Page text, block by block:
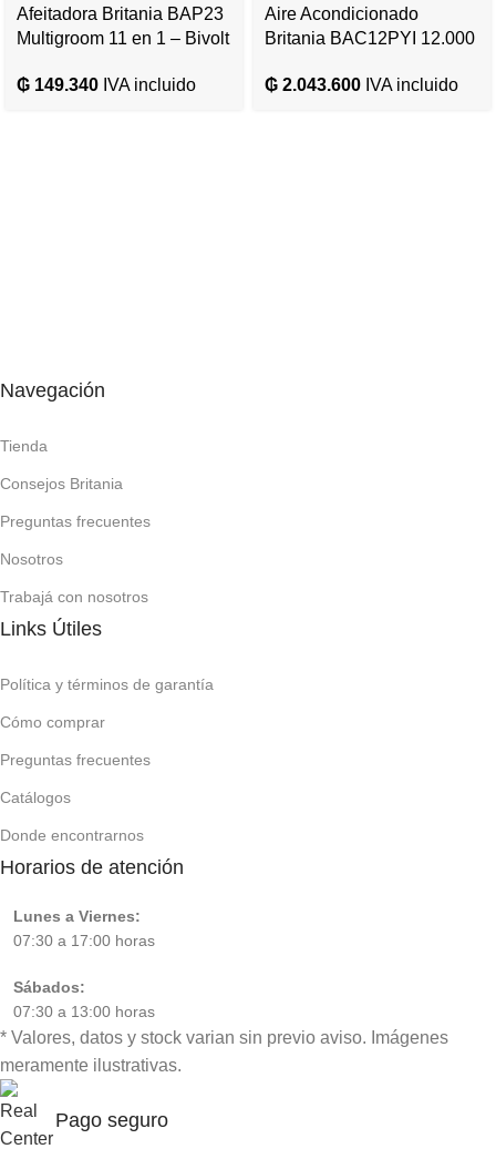
Afeitadora Britania BAP23
Multigroom 11 en 1 – Bivolt
₲ 149.340 IVA incluido
Aire Acondicionado
Britania BAC12PYI 12.000
– 220V/50HZ – 12997
₲ 2.043.600 IVA incluido
Navegación
Tienda
Consejos Britania
Preguntas frecuentes
Nosotros
Trabajá con nosotros
Links Útiles
Política y términos de garantía
Cómo comprar
Preguntas frecuentes
Catálogos
Donde encontrarnos
Horarios de atención
Lunes a Viernes:
07:30 a 17:00 horas
Sábados:
07:30 a 13:00 horas
* Valores, datos y stock varian sin previo aviso. Imágenes
meramente ilustrativas.
Pago seguro